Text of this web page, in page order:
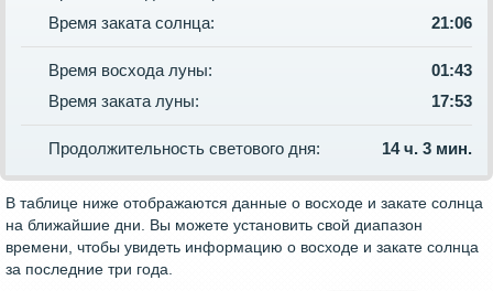
Время заката солнца:
21:06
Время восхода луны:
01:43
Время заката луны:
17:53
Продолжительность светового дня: 14 ч. 3 мин.
В таблице ниже отображаются данные о восходе и закате солнца
на ближайшие дни. Вы можете установить свой диапазон
времени, чтобы увидеть информацию о восходе и закате солнца
за последние три года.